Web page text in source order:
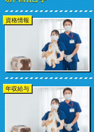
資格情報
年収給与